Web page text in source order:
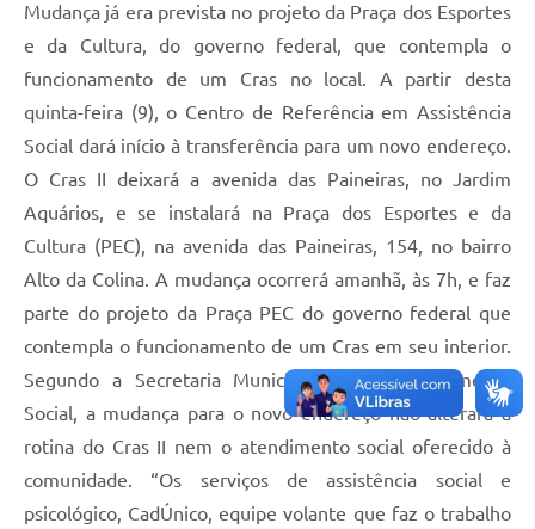
Mudança já era prevista no projeto da Praça dos Esportes
e da Cultura, do governo federal, que contempla o
funcionamento de um Cras no local. A partir desta
quinta-feira (9), o Centro de Referência em Assistência
Social dará início à transferência para um novo endereço.
O Cras II deixará a avenida das Paineiras, no Jardim
Aquários, e se instalará na Praça dos Esportes e da
Cultura (PEC), na avenida das Paineiras, 154, no bairro
Alto da Colina. A mudança ocorrerá amanhã, às 7h, e faz
parte do projeto da Praça PEC do governo federal que
contempla o funcionamento de um Cras em seu interior.
Segundo a Secretaria Municipal de Desenvolvimento
Social, a mudança para o novo endereço não alterará a
rotina do Cras II nem o atendimento social oferecido à
comunidade. “Os serviços de assistência social e
psicológico, CadÚnico, equipe volante que faz o trabalho